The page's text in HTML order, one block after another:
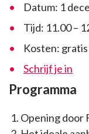
Datum: 1
Tijd: 11.00 –
Kosten: gratis
Schrijf je in
Programma
Opening door